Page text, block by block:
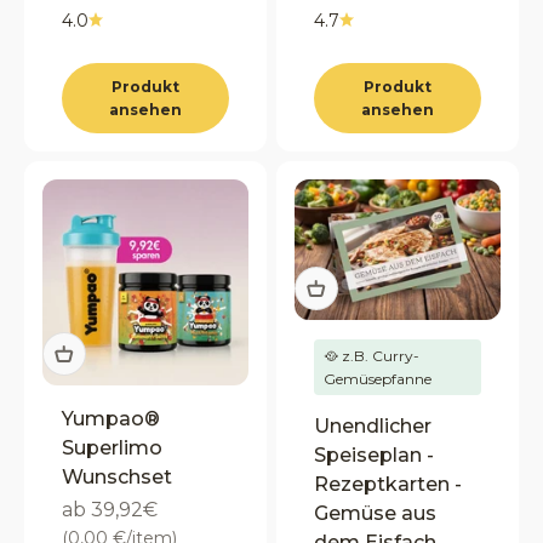
4.0
Produkt
ansehen
4.7
Produkt
ansehen
Yumpao®
Superlimo
Wunschset
Angebot
ab 39,92€
(0,00 €/item)
🥘 z.B. Curry-
Gemüsepfanne
Unendlicher
Speiseplan -
Rezeptkarten -
Gemüse aus